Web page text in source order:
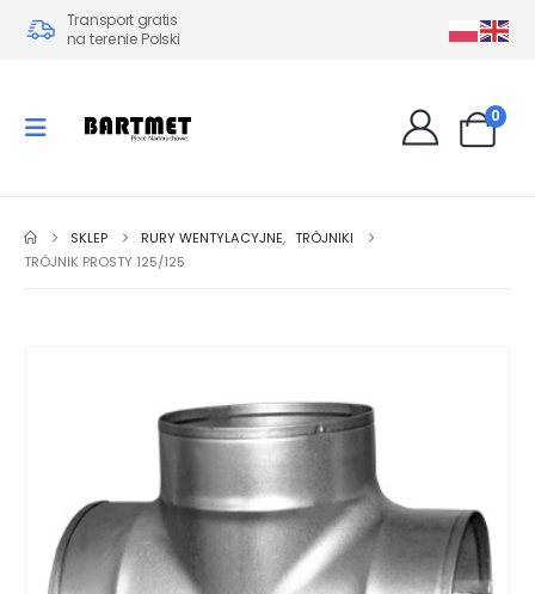
Transport gratis
na terenie Polski
0
SKLEP RURY WENTYLACYJNE, TRÓJNIKI
TRÓJNIK PROSTY 125/125